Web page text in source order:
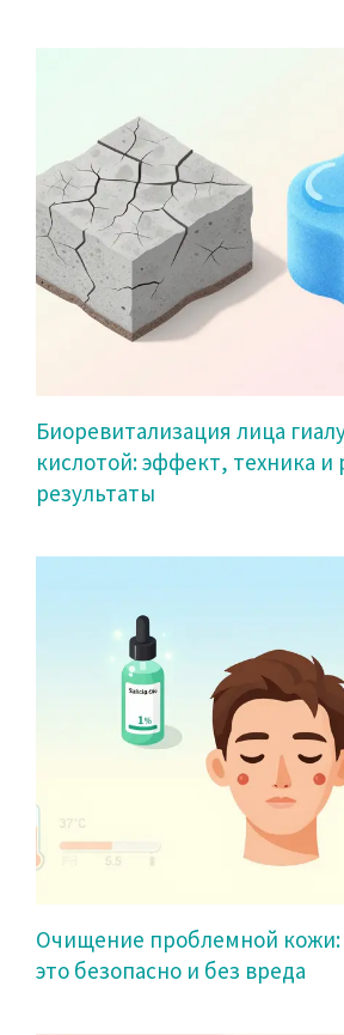
Биоревитализация лица
кислотой: эффект, техника и
результаты
Очищение проблемной кожи:
это безопасно и без вреда